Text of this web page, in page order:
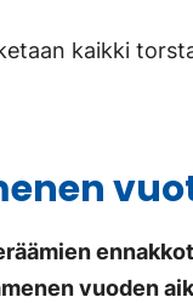
kaikki
vuoden